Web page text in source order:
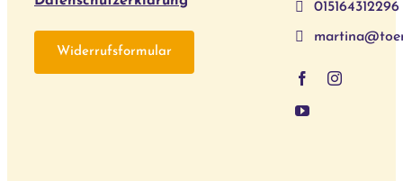
Widerrufsformular
015164312296